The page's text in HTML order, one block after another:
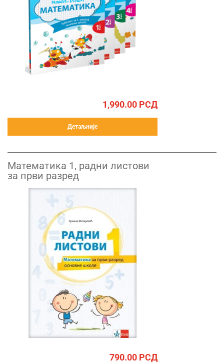
1,990.00 РСД
Детаљније
Математика 1, радни листови
за први разред
790.00 РСД